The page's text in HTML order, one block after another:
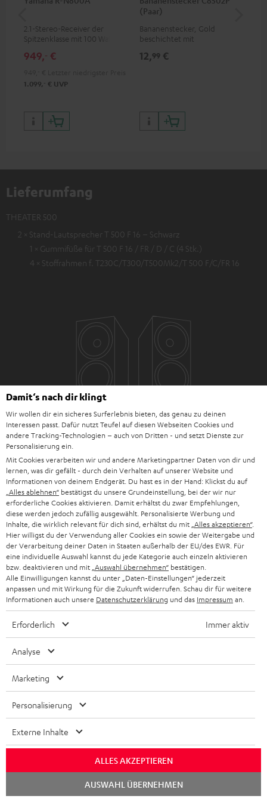
2.1-Stereo-Receiver der
Spitzenklasse mit 100 Watt
20000 Hz, 0.07 % THD)
949,‐ €
1.099, ‐ € UVP
(Paar)
Bananenstecker, Gold
beschichtet mit
12,99 €
Lieferumfang
THEATER 500
2 × Stand-Lautsprecher T 500 F 16 – Schwarz
1 × Gummifüße für T 500 F 16 / FR / D / C (4 Stk.)
4 × Stoffrahmen f. T230C/T300/T500Mk2/T 500 F/C/FR 16
Downloads und Service
D
o
k
u
m
e
n
t
Konformitätserklärung: Stand-Lautsprecher T 500 F 16
Quick Start Guide: Stand-Lautsprecher T 500 F 16
Safety Booklet: Stand-Lautsprecher T 500 F 16
P
Hilfe zu diesem Produkt
Damit‘s nach dir klingt
Wir wollen dir ein sicheres Surferlebnis bieten, das genau zu deinen
Interessen passt. Dafür nutzt Teufel auf diesen Webseiten Cookies und
andere Tracking-Technologien – auch von Dritten - und setzt Dienste zur
Personalisierung ein.
Mit Cookies verarbeiten wir und andere Marketingpartner Daten von dir und
lernen, was dir gefällt - durch dein Verhalten auf unserer Website und
Informationen von deinem Endgerät. Du hast es in der Hand: Klickst du auf
„Alles ablehnen“ bestätigst du unsere Grundeinstellung, bei der wir nur
erforderliche Cookies aktivieren. Damit erhältst du zwar Empfehlungen,
diese werden jedoch zufällig ausgewählt. Personalisierte Werbung und
Inhalte, die wirklich relevant für dich sind, erhältst du mit „Alles akzeptieren“.
Hier willigst du der Verwendung aller Cookies ein sowie der Weitergabe und
der Verarbeitung deiner Daten in Staaten außerhalb der EU/des EWR. Für
eine individuelle Auswahl kannst du jede Kategorie auch einzeln aktivieren
bzw. deaktivieren und mit „Auswahl übernehmen“ bestätigen.
Alle Einwilligungen kannst du unter „Daten-Einstellungen“ jederzeit
anpassen und mit Wirkung für die Zukunft widerrufen. Schau dir für weitere
Informationen auch unsere Datenschutzerklärung und das Impressum an.
Erforderlich Immer aktiv
Analyse
Marketing
Personalisierung
Externe Inhalte
ALLES AKZEPTIEREN
AUSWAHL ÜBERNEHMEN